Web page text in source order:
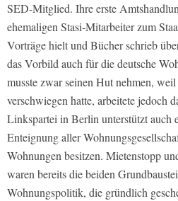
SED-Mitglied. Ihre erste
ehemaligen Stasi-Mitarbeiter zum
Vorträge hielt und Bücher schrieb
das Vorbild auch für die deutsche
musste zwar seinen Hut nehmen,
verschwiegen hatte, arbeitete jedoch
Linkspartei in Berlin unterstützt auch
Enteignung aller
Wohnungen besitzen. Mietenstopp
waren bereits die beiden
Wohnungspolitik, die gründlich